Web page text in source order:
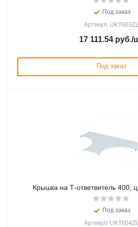
Под заказ
Артикул:
17 111.54руб./
Под заказ
Крышка на Т-ответвитель 400,
Под заказ
Артикул: